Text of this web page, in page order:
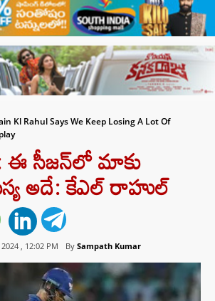
Kl Rahul Says We Keep Losing A Lot Of
ఈ సీజన్‌లో మాకు
అదే: కేఎల్ రాహుల్
, 12:02 PM By Sampath Kumar